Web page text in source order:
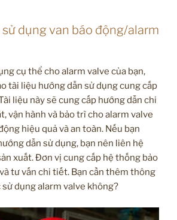
dụng van báo động/alarm
cụ thể cho alarm valve của bạn,
tài liệu hướng dẫn sử dụng cung cấp
liệu này sẽ cung cấp hướng dẫn chi
vận hành và bảo trì cho alarm valve
hiệu quả và an toàn. Nếu bạn
dẫn sử dụng, bạn nên liên hệ
xuất. Đơn vị cung cấp hệ thống bảo
tư vấn chi tiết. Bạn cần thêm thông
dụng alarm valve không?